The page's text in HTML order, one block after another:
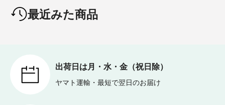
最近みた商品
出荷日は月・水・金（祝日除）
ヤマト運輸・最短で翌日のお届け